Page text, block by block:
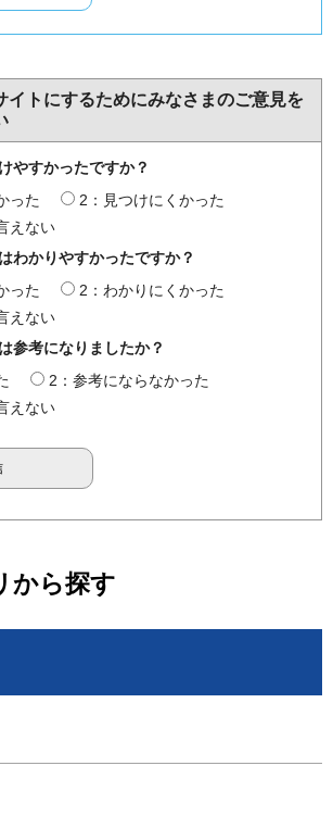
イトにするためにみなさまのご意見を
やすかったですか？
った
2：見つけにくかった
えない
わかりやすかったですか？
った
2：わかりにくかった
えない
参考になりましたか？
2：参考にならなかった
えない
から探す